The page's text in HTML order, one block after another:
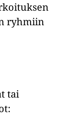
ryhmiin
tai